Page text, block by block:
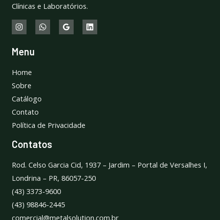
Clínicas e Laboratórios.
Menu
Home
Sobre
Catálogo
Contato
Política de Privacidade
Contatos
Rod. Celso Garcia Cid, 1937 – Jardim – Portal de Versalhes I,
Londrina – PR, 86057-250
(43) 3373-9600
(43) 98846-2445
comercial@metalsolution.com.br